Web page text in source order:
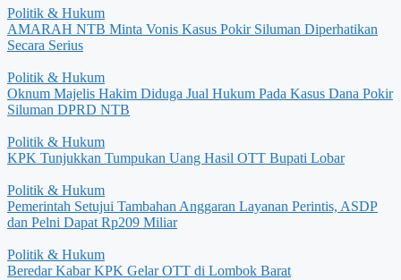
Politik & Hukum
AMARAH NTB Minta Vonis Kasus Pokir Siluman Diperhatikan
Secara Serius
Politik & Hukum
Oknum Majelis Hakim Diduga Jual Hukum Pada Kasus Dana Pokir
Siluman DPRD NTB
Politik & Hukum
KPK Tunjukkan Tumpukan Uang Hasil OTT Bupati Lobar
Politik & Hukum
Pemerintah Setujui Tambahan Anggaran Layanan Perintis, ASDP
dan Pelni Dapat Rp209 Miliar
Politik & Hukum
Beredar Kabar KPK Gelar OTT di Lombok Barat